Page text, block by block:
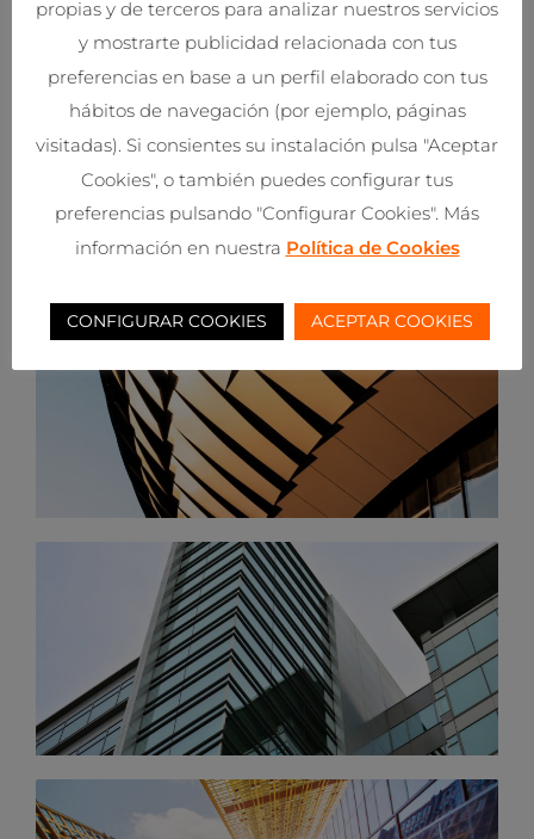
propias y de terceros para analizar nuestros servicios
y mostrarte publicidad relacionada con tus
preferencias en base a un perfil elaborado con tus
hábitos de navegación (por ejemplo, páginas
visitadas). Si consientes su instalación pulsa "Aceptar
Cookies", o también puedes configurar tus
preferencias pulsando "Configurar Cookies". Más
información en nuestra Política de Cookies
CONFIGURAR COOKIES ACEPTAR COOKIES